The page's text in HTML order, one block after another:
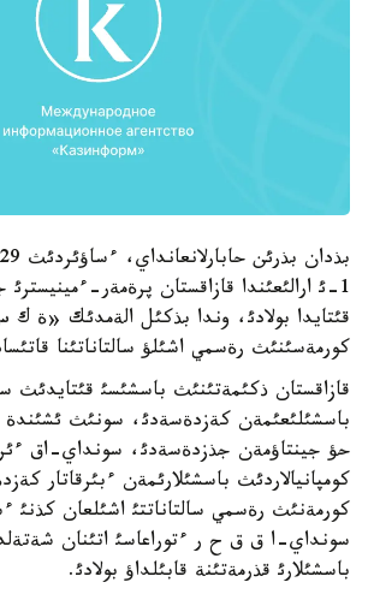
1-ئ ارالئعئندا قازاقستان پرةمةر-
كورمةسئنئث رةسمي اشئلؤ سالتاناتئنا
قازاقستان ذكئمةتئنئث باسشئسئ قئتايدئث
باسشئلئعئمةن كةزدةسةدئ، سونئث ئشئندة
حؤ جينتاؤمةن جذزدةسةدئ، سونداي-اق
كومپانيالاردئث باسشئلارئمةن ءبئرقاتار
سونداي-ا ق ق ح ر ءتوراعاسئ اتئنان
باسشئلارئ قذرمةتئنة قابئلداؤ بولادئ.